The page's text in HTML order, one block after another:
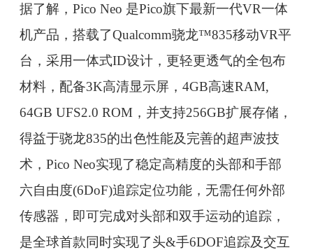
据了解，Pico Neo 是Pico旗下最新一代VR一体
机产品，搭载了Qualcomm骁龙™835移动VR平
台，采用一体式ID设计，更轻更透气的全包布
材料，配备3K高清显示屏，4GB高速RAM,
64GB UFS2.0 ROM，并支持256GB扩展存储，
得益于骁龙835的出色性能及完善的超声波技
术，Pico Neo实现了稳定高精度的头部和手部
六自由度(6DoF)追踪定位功能，无需任何外部
传感器，即可完成对头部和双手运动的追踪，
是全球首款同时实现了头&手6DOF追踪及交互